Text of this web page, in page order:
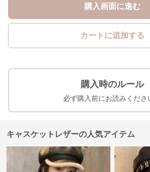
購入画面に進む
カートに追加する
購入時のルール
必ず購入前にお読みくださ
キャスケットレザーの人気アイテム